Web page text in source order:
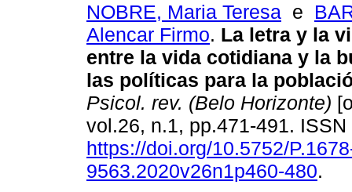
NOBRE, Maria Teresa e
Alencar Firmo. La letra y la
entre la vida cotidiana y la
las políticas para la
Psicol. rev. (Belo Horizonte)
vol.26, n.1, pp.471-491.
https://doi.org/10.5752/
9563.2020v26n1p460-480.